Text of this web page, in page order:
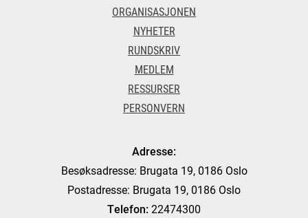
ORGANISASJONEN
NYHETER
RUNDSKRIV
MEDLEM
RESSURSER
PERSONVERN
Adresse:
Besøksadresse: Brugata 19, 0186 Oslo
Postadresse: Brugata 19, 0186 Oslo
Telefon: 22474300